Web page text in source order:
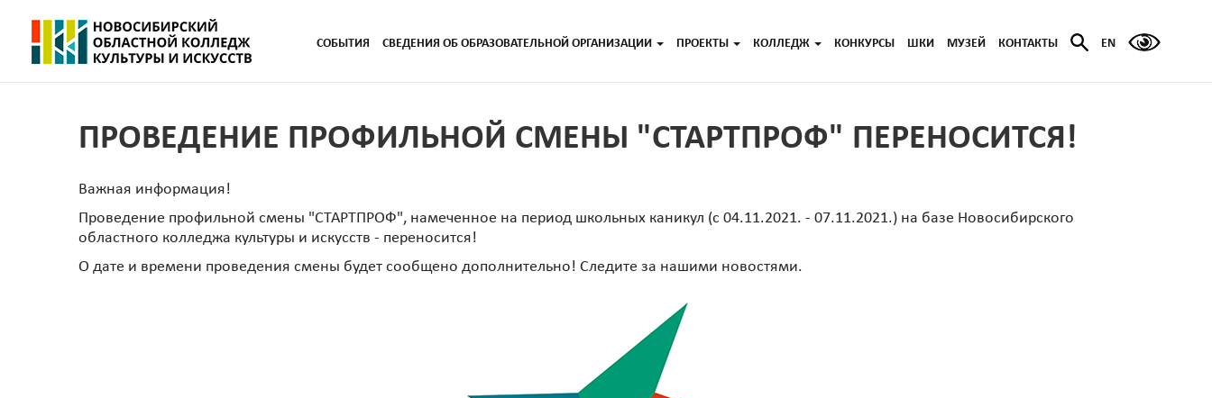
СОБЫТИЯ СВЕДЕНИЯ ОБ ОБРАЗОВАТЕЛЬНОЙ ОРГАНИЗАЦИИ ПРОЕКТЫ КОЛЛЕДЖ КОНКУРСЫ ШКИ МУЗЕЙ КОНТАКТЫ EN
ПРОВЕДЕНИЕ ПРОФИЛЬНОЙ СМЕНЫ "СТАРТПРОФ" ПЕРЕНОСИТСЯ!
Важная информация!
Проведение профильной смены "СТАРТПРОФ", намеченное на период школьных каникул (с 04.11.2021. - 07.11.2021.) на базе Новосибирского
областного колледжа культуры и искусств - переносится!
О дате и времени проведения смены будет сообщено дополнительно! Следите за нашими новостями.